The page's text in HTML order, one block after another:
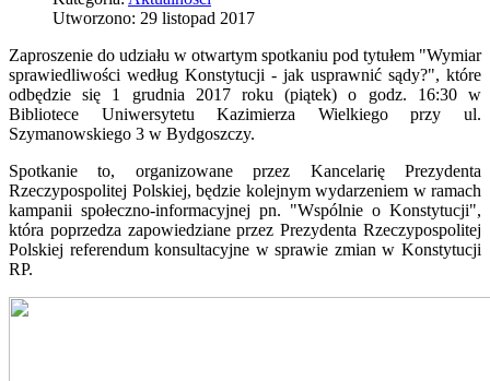
Utworzono: 29 listopad 2017
Zaproszenie do udziału w otwartym spotkaniu pod tytułem "Wymiar
sprawiedliwości według Konstytucji - jak usprawnić sądy?", które
odbędzie się 1 grudnia 2017 roku (piątek) o godz. 16:30 w
Bibliotece Uniwersytetu Kazimierza Wielkiego przy ul.
Szymanowskiego 3 w Bydgoszczy.
Spotkanie to, organizowane przez Kancelarię Prezydenta
Rzeczypospolitej Polskiej, będzie kolejnym wydarzeniem w ramach
kampanii społeczno-informacyjnej pn. "Wspólnie o Konstytucji",
która poprzedza zapowiedziane przez Prezydenta Rzeczypospolitej
Polskiej referendum konsultacyjne w sprawie zmian w Konstytucji
RP.